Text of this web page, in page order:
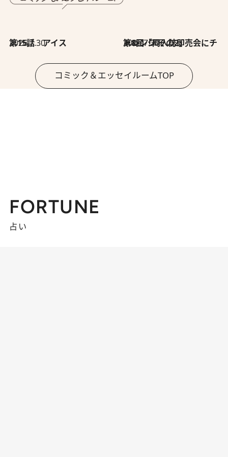
2026.7.30
第15話 アイス 2026.7.30
第8回「同人誌即売会にチャレンジ その2」
コミック＆エッセイルームTOP
FORTUNE
占い